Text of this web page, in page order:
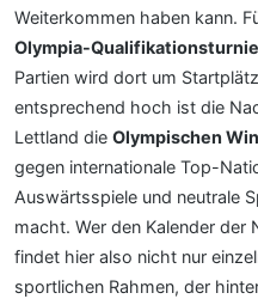
Weiterkommen haben kann.
Olympia-
Partien wird dort um
entsprechend hoch ist die
Lettland die Olympischen
gegen internationale Top-
Auswärtsspiele und neutrale
macht. Wer den Kalender
findet hier also nicht nur
sportlichen Rahmen, der